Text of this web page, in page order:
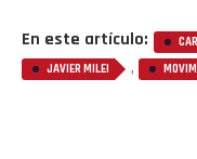
En este artículo:
JAVIER MILEI ,